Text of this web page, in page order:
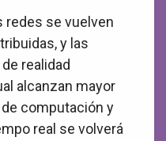
redes se vuelven
y las
realidad
alcanzan mayor
computación y
real se volverá